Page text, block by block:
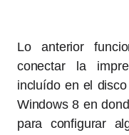
Lo anterior
conectar la
incluído en el
Windows 8 en
para configurar